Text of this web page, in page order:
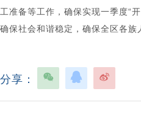
工准备等工作，确保实现一季度“
确保社会和谐稳定，确保全区各
分享：